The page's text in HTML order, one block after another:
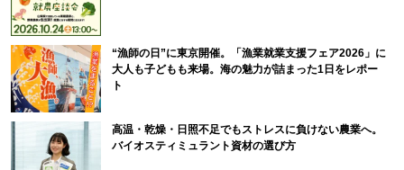
“漁師の日”に東京開催。「漁業就業支援フェア2026」に
大人も子どもも来場。海の魅力が詰まった1日をレポー
ト
高温・乾燥・日照不足でもストレスに負けない農業へ。
バイオスティミュラント資材の選び方